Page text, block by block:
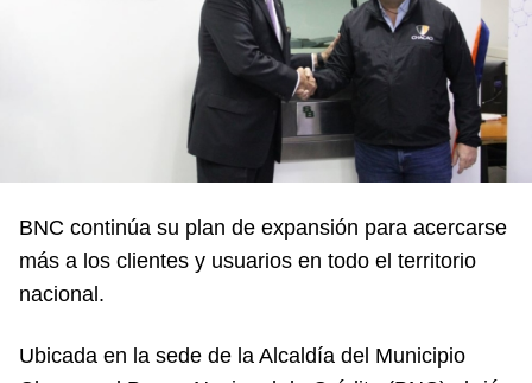
BNC continúa su plan de expansión para acercarse
más a los clientes y usuarios en todo el territorio
nacional.
Ubicada en la sede de la Alcaldía del Municipio